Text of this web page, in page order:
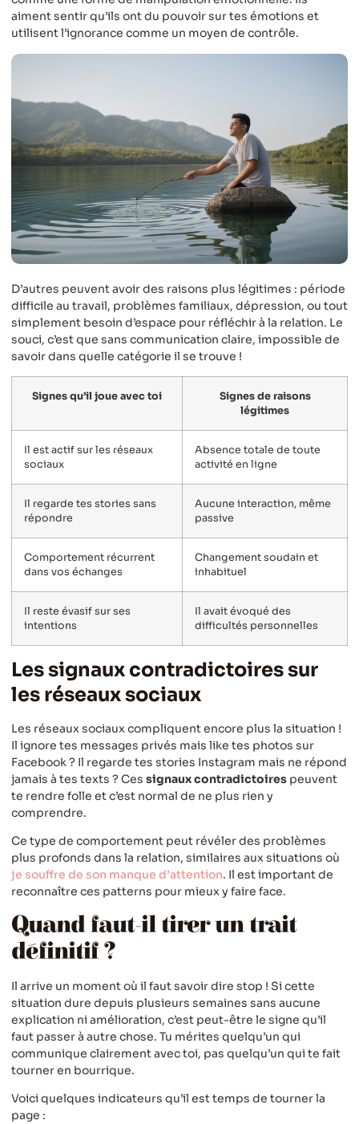
aiment sentir qu’ils ont du pouvoir sur tes émotions et
utilisent l’ignorance comme un moyen de contrôle.
D’autres peuvent avoir des raisons plus légitimes : période
difficile au travail, problèmes familiaux, dépression, ou tout
simplement besoin d’espace pour réfléchir à la relation. Le
souci, c’est que sans communication claire, impossible de
savoir dans quelle catégorie il se trouve !
Signes qu’il joue avec toi
Signes de raisons
légitimes
Il est actif sur les réseaux
sociaux
Absence totale de toute
activité en ligne
Il regarde tes stories sans
répondre
Aucune interaction, même
passive
Comportement récurrent
dans vos échanges
Changement soudain et
inhabituel
Il reste évasif sur ses
intentions
Il avait évoqué des
difficultés personnelles
Les signaux contradictoires sur
les réseaux sociaux
Les réseaux sociaux compliquent encore plus la situation !
Il ignore tes messages privés mais like tes photos sur
Facebook ? Il regarde tes stories Instagram mais ne répond
jamais à tes texts ? Ces signaux contradictoires peuvent
te rendre folle et c’est normal de ne plus rien y
comprendre.
Ce type de comportement peut révéler des problèmes
plus profonds dans la relation, similaires aux situations où
je souffre de son manque d’attention. Il est important de
reconnaître ces patterns pour mieux y faire face.
Quand faut-il tirer un trait
définitif ?
Il arrive un moment où il faut savoir dire stop ! Si cette
situation dure depuis plusieurs semaines sans aucune
explication ni amélioration, c’est peut-être le signe qu’il
faut passer à autre chose. Tu mérites quelqu’un qui
communique clairement avec toi, pas quelqu’un qui te fait
tourner en bourrique.
Voici quelques indicateurs qu’il est temps de tourner la
page :